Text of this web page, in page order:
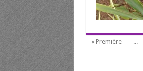
« Première ...